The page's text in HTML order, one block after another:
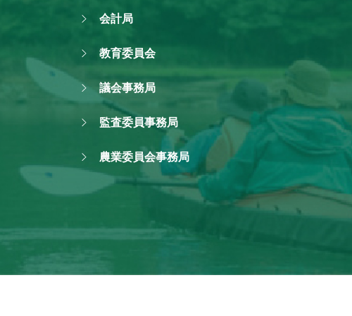
会計局
教育委員会
議会事務局
監査委員事務局
農業委員会事務局